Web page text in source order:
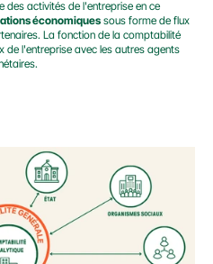
des activités de l'entreprise en ce
économiques sous forme de flux
La fonction de la comptabilité
de l'entreprise avec les autres agents